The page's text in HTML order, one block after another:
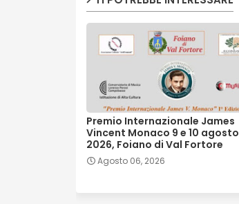
Premio Internazionale James
Vincent Monaco 9 e 10 agosto
2026, Foiano di Val Fortore
Agosto 06, 2026